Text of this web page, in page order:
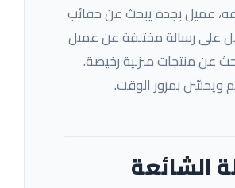
عميل بجدة يبحث عن حقائب
على رسالة مختلفة عن عميل
عن منتجات منزلية رخيصة.
ويحسّن بمرور الوقت.
الشائعة